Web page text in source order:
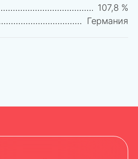
107,8 %
Германия